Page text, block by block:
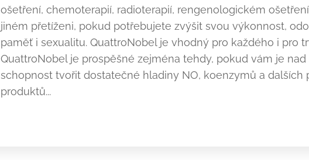
ošetření, chemoterapií, radioterapií, rengenologickém
jiném přetíženi, pokud potřebujete zvýšit svou výkonnost,
paměť i sexualitu. QuattroNobel je vhodný pro každého i pro
QuattroNobel je prospěšné zejména tehdy, pokud vám je
schopnost tvořit dostatečné hladiny NO, koenzymů a
produktů...